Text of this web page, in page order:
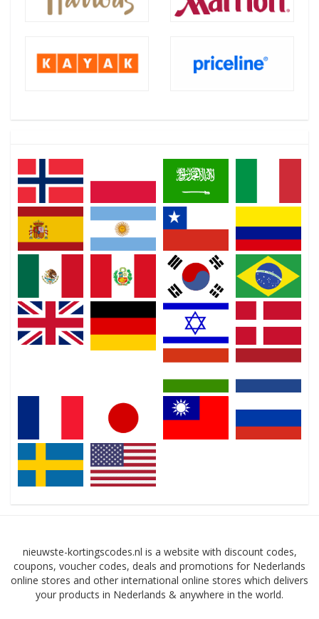
nieuwste-kortingscodes.nl is a website with discount codes,
coupons, voucher codes, deals and promotions for Nederlands
online stores and other international online stores which delivers
your products in Nederlands & anywhere in the world.